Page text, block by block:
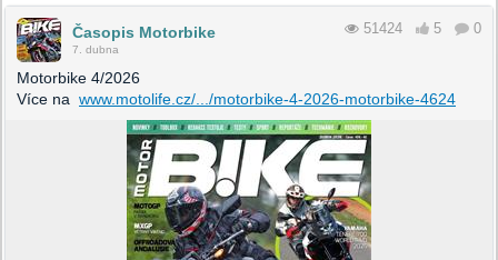
Časopis Motorbike
7. dubna
51424 5 0
Motorbike 4/2026
Více na www.motolife.cz/.../motorbike-4-2026-motorbike-4624